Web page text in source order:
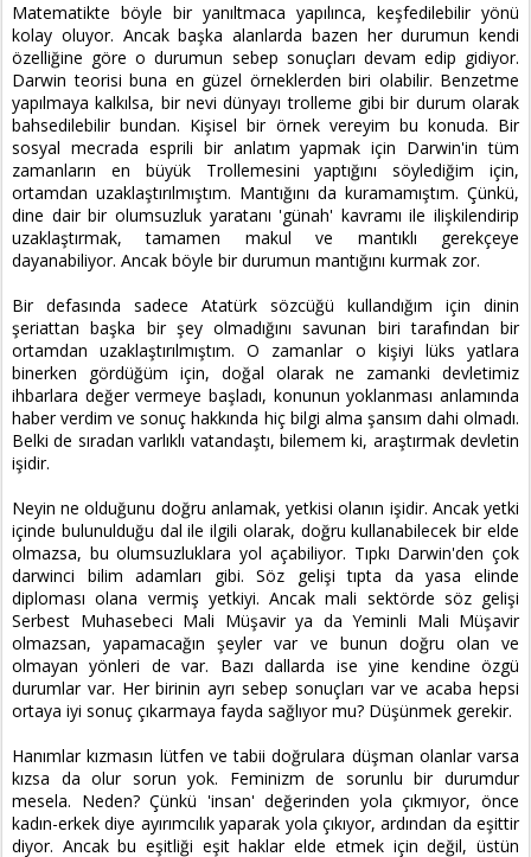
Matematikte böyle bir yanıltmaca yapılınca, keşfedilebilir yönü
kolay oluyor. Ancak başka alanlarda bazen her durumun kendi
özelliğine göre o durumun sebep sonuçları devam edip gidiyor.
Darwin teorisi buna en güzel örneklerden biri olabilir. Benzetme
yapılmaya kalkılsa, bir nevi dünyayı trolleme gibi bir durum olarak
bahsedilebilir bundan. Kişisel bir örnek vereyim bu konuda. Bir
sosyal mecrada esprili bir anlatım yapmak için Darwin'in tüm
zamanların en büyük Trollemesini yaptığını söylediğim için,
ortamdan uzaklaştırılmıştım. Mantığını da kuramamıştım. Çünkü,
dine dair bir olumsuzluk yaratanı 'günah' kavramı ile ilişkilendirip
uzaklaştırmak, tamamen makul ve mantıklı gerekçeye
dayanabiliyor. Ancak böyle bir durumun mantığını kurmak zor.
Bir defasında sadece Atatürk sözcüğü kullandığım için dinin
şeriattan başka bir şey olmadığını savunan biri tarafından bir
ortamdan uzaklaştırılmıştım. O zamanlar o kişiyi lüks yatlara
binerken gördüğüm için, doğal olarak ne zamanki devletimiz
ihbarlara değer vermeye başladı, konunun yoklanması anlamında
haber verdim ve sonuç hakkında hiç bilgi alma şansım dahi olmadı.
Belki de sıradan varlıklı vatandaştı, bilemem ki, araştırmak devletin
işidir.
Neyin ne olduğunu doğru anlamak, yetkisi olanın işidir. Ancak yetki
içinde bulunulduğu dal ile ilgili olarak, doğru kullanabilecek bir elde
olmazsa, bu olumsuzluklara yol açabiliyor. Tıpkı Darwin'den çok
darwinci bilim adamları gibi. Söz gelişi tıpta da yasa elinde
diploması olana vermiş yetkiyi. Ancak mali sektörde söz gelişi
Serbest Muhasebeci Mali Müşavir ya da Yeminli Mali Müşavir
olmazsan, yapamacağın şeyler var ve bunun doğru olan ve
olmayan yönleri de var. Bazı dallarda ise yine kendine özgü
durumlar var. Her birinin ayrı sebep sonuçları var ve acaba hepsi
ortaya iyi sonuç çıkarmaya fayda sağlıyor mu? Düşünmek gerekir.
Hanımlar kızmasın lütfen ve tabii doğrulara düşman olanlar varsa
kızsa da olur sorun yok. Feminizm de sorunlu bir durumdur
mesela. Neden? Çünkü 'insan' değerinden yola çıkmıyor, önce
kadın-erkek diye ayırımcılık yaparak yola çıkıyor, ardından da eşittir
diyor. Ancak bu eşitliği eşit haklar elde etmek için değil, üstün